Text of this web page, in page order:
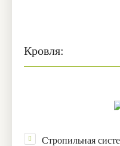
Кровля:
Стропильная